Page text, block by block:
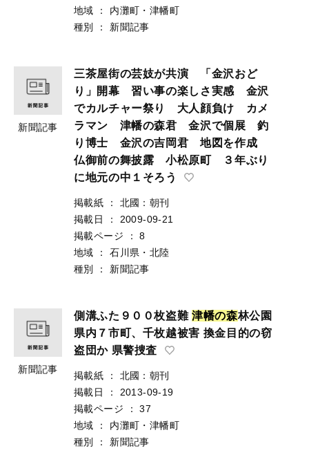
地域
：
内灘町・津幡町
種別
： 新聞記事
新聞記事
三茶屋街の芸妓が共演 「金沢おど
り」開幕 習い事の楽しさ実感 金沢
でカルチャー祭り 大人顔負け カメ
ラマン 津幡の森君 金沢で個展 釣
り博士 金沢の吉岡君 地図を作成
仏御前の舞披露 小松原町 ３年ぶり
に地元の中１そろう
掲載紙 ：
北國：朝刊
掲載日
：
2009-09-21
掲載ページ
：
8
地域
：
石川県・北陸
種別
： 新聞記事
新聞記事
側溝ふた９００枚盗難津幡の森林公園
県内７市町、千枚越被害 換金目的の窃
盗団か 県警捜査
掲載紙 ：
北國：朝刊
掲載日
：
2013-09-19
掲載ページ
：
37
地域
：
内灘町・津幡町
種別
： 新聞記事